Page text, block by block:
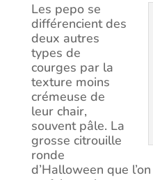
Les pepo se
différencient des
deux autres
types de
courges par la
texture moins
crémeuse de
leur chair,
souvent pâle. La
grosse citrouille
ronde
d’Halloween que